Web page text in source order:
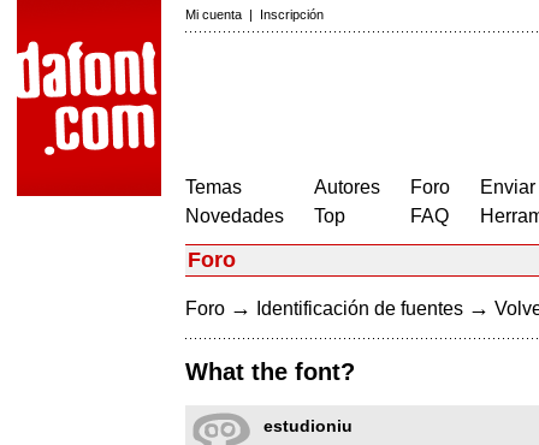
Mi cuenta | Inscripción
Temas
Novedades
Autores
Top
Foro
FAQ
Foro
Foro → Identificación de fuentes →
What the font?
estudioniu